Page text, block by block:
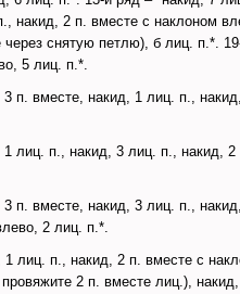
накид, 2 п. вместе с наклоном
через снятую петлю), б лиц. п.*.
5 лиц. п.*.
п. вместе, накид, 1 лиц. п.,
лиц. п., накид, 3 лиц. п., накид,
п. вместе, накид, 3 лиц. п.,
2 лиц. п.*.
лиц. п., накид, 2 п. вместе с
2 п. вместе лиц.),